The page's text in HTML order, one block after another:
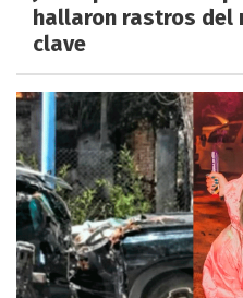
hallaron rastros del
clave